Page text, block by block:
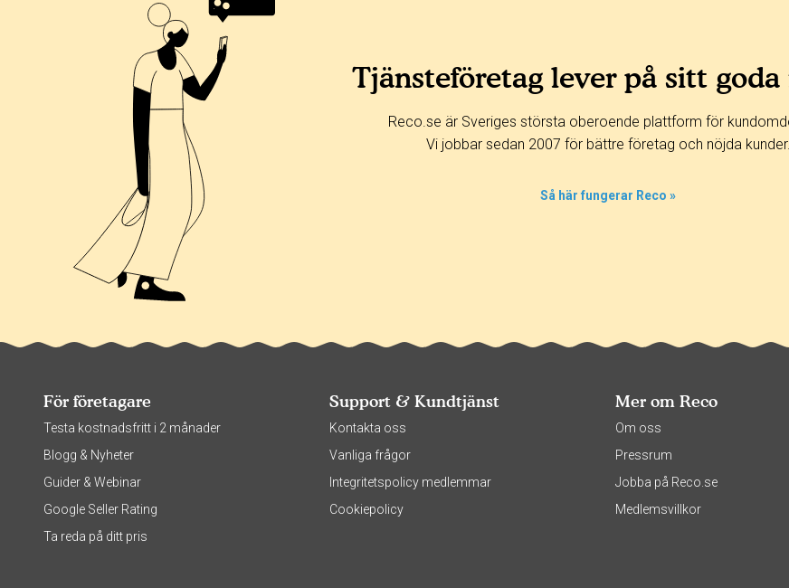
Tjänsteföretag lever på sitt goda
Reco.se är Sveriges största oberoende plattform för
Vi jobbar sedan 2007 för bättre företag och nöjda kunder.
Så här fungerar Reco »
För företagare
Testa kostnadsfritt i 2 månader
Blogg & Nyheter
Guider & Webinar
Google Seller Rating
Ta reda på ditt pris
Support & Kundtjänst
Kontakta oss
Vanliga frågor
Integritetspolicy medlemmar
Cookiepolicy
Mer om Reco
Om oss
Pressrum
Jobba på Reco.se
Medlemsvillkor